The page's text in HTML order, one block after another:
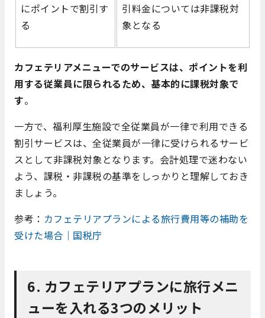
にポイントで割引す
る
引料金については非課税対
象となる
カフェテリアメニューでのサービスは、ポイントを利
用する従業員に限られるため、基本的に課税対象で
す。
一方で、福利厚生施設で全従業員が一律で利用できる
割引サービスは、全従業員が一律に受けられるサービ
スとして非課税対象となります。会計処理で迷わない
よう、課税・非課税の基準をしっかりと理解しておき
ましょう。
参考： カフェテリアプランによる旅行費用等の補助を
受けた場合｜国税庁
6. カフェテリアプランに旅行メニ
ューを入れる3つのメリット